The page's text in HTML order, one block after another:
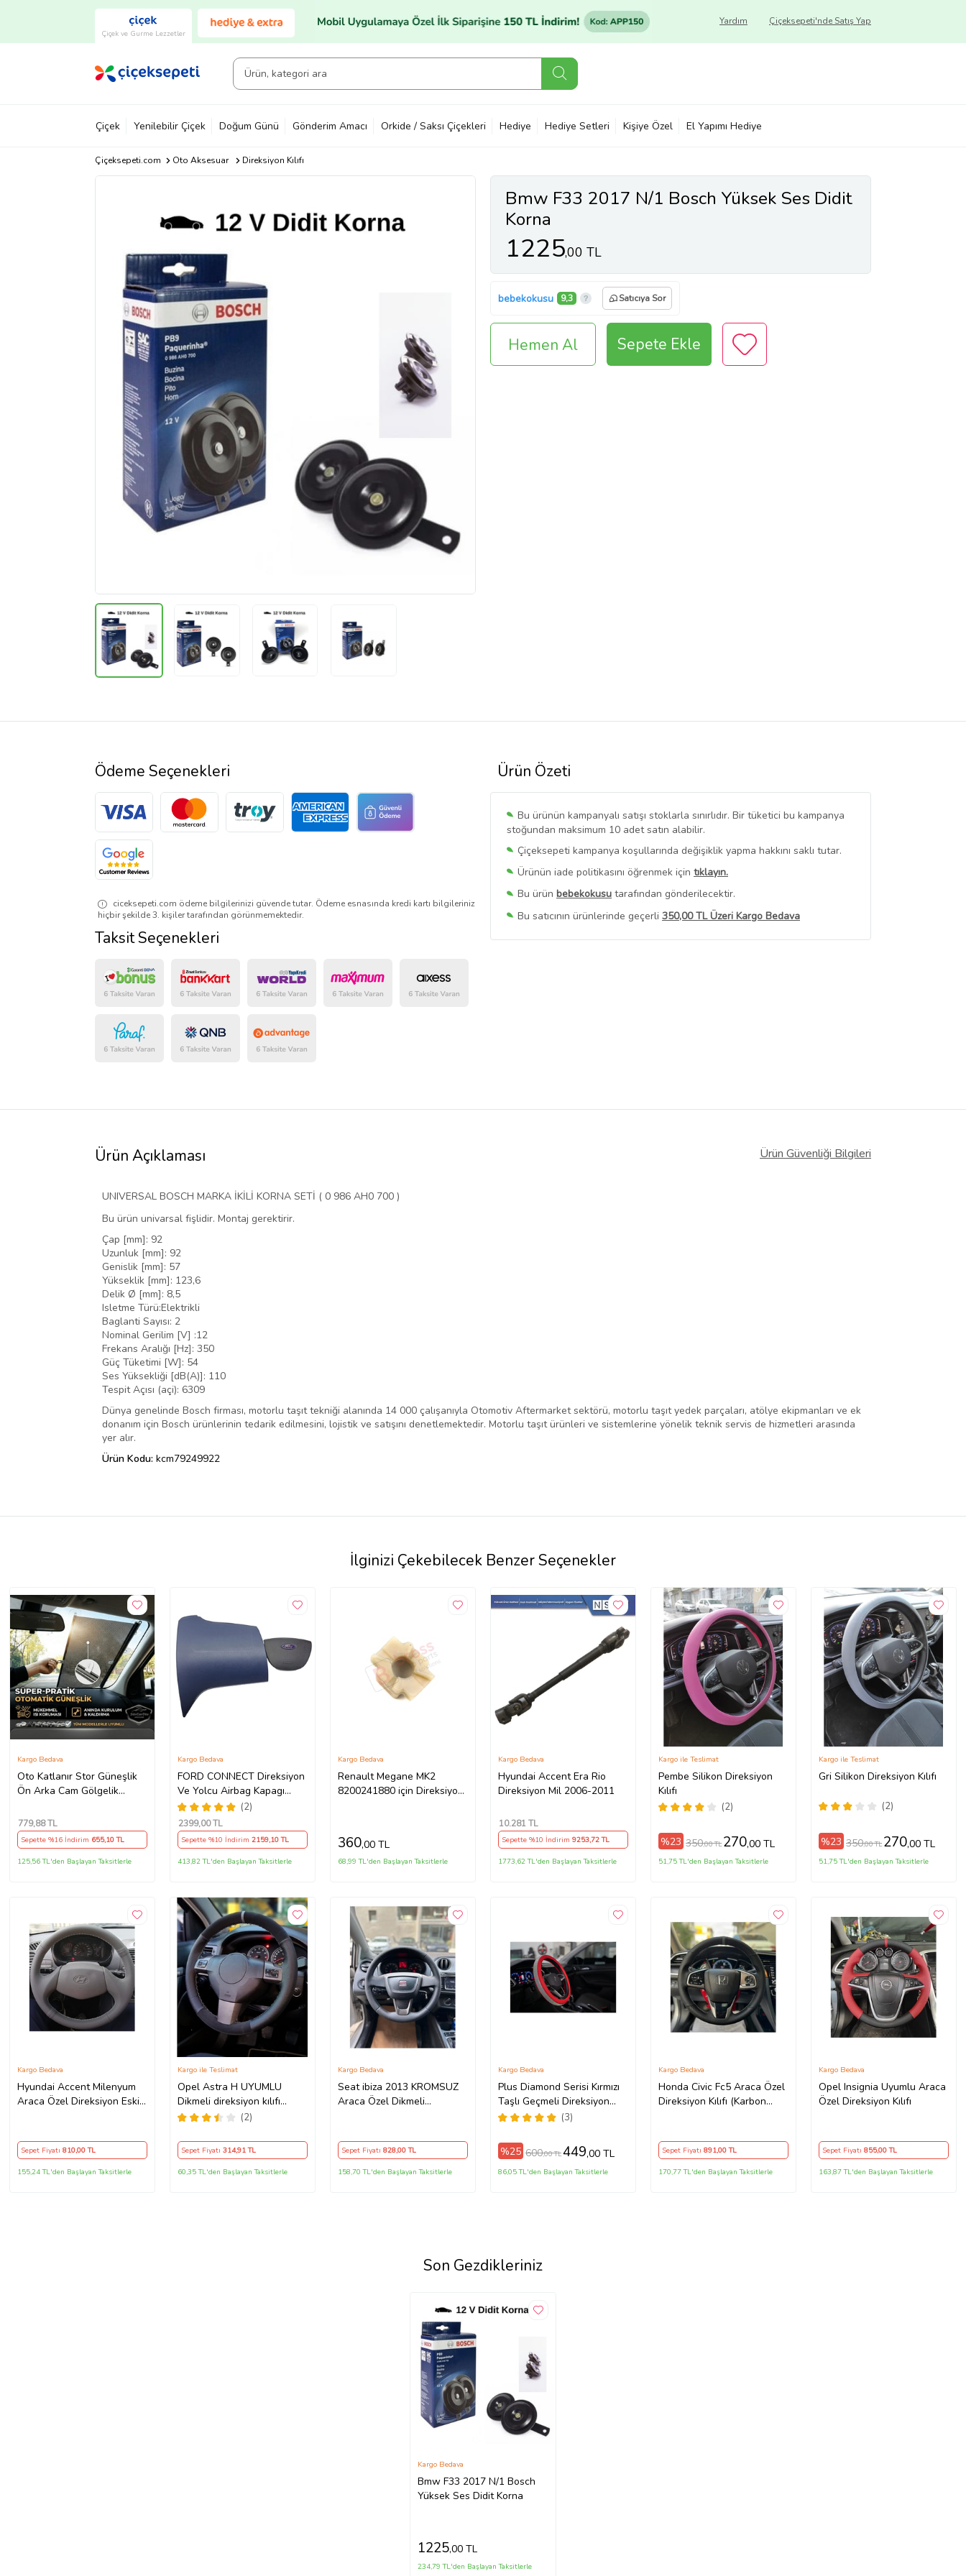
Çiçek ve Gurme Lezzetler
Çiçeksepeti'nde Satış Yap
Yardım
Çiçek Yenilebilir Çiçek Doğum Günü Gönderim Amacı Orkide / Saksı Çiçekleri Hediye Hediye Setleri Kişiye Özel El Yapımı Hediye
Çiçeksepeti.com Oto Aksesuar Direksiyon Kılıfı
Bmw F33 2017 N/1 Bosch Yüksek Ses Didit
Korna
1225,00 TL
bebekokusu 9,3 Satıcıya Sor
Hemen Al Sepete Ekle
Ürün Özeti
Bu ürünün kampanyalı satışı stoklarla sınırlıdır. Bir tüketici bu kampanya
stoğundan maksimum 10 adet satın alabilir.
Çiçeksepeti kampanya koşullarında değişiklik yapma hakkını saklı tutar.
Ürünün iade politikasını öğrenmek için tıklayın.
Bu ürün bebekokusu tarafından gönderilecektir.
Bu satıcının ürünlerinde geçerli 350,00 TL Üzeri Kargo Bedava
Bu SatıcınınTüm Ürünlerini Görüntüle
Ödeme Seçenekleri
ciceksepeti.com ödeme bilgilerinizi güvende tutar. Ödeme esnasında kredi kartı bilgileriniz
hiçbir şekilde 3. kişiler tarafından görünmemektedir.
Taksit Seçenekleri
Ürün Açıklaması Ürün Güvenliği Bilgileri
UNIVERSAL BOSCH MARKA İKİLİ KORNA SETİ ( 0 986 AH0 700 )
Bu ürün univarsal fişlidir. Montaj gerektirir.
Çap [mm]: 92
Uzunluk [mm]: 92
Genislik [mm]: 57
Yükseklik [mm]: 123,6
Delik Ø [mm]: 8,5
Isletme Türü:Elektrikli
Baglanti Sayısı: 2
Nominal Gerilim [V] :12
Frekans Aralığı [Hz]: 350
Güç Tüketimi [W]: 54
Ses Yüksekliği [dB(A)]: 110
Tespit Açısı (açi): 6309
Dünya genelinde Bosch firması, motorlu taşıt tekniği alanında 14 000 çalışanıyla Otomotiv Aftermarket sektörü, motorlu taşıt yedek parçaları, atölye ekipmanları ve ek
donanım için Bosch ürünlerinin tedarik edilmesini, lojistik ve satışını denetlemektedir. Motorlu taşıt ürünleri ve sistemlerine yönelik teknik servis de hizmetleri arasında
yer alır.
Ürün Kodu: kcm79249922
İlginizi Çekebilecek Benzer Seçenekler
Oto Katlanır Stor Güneşlik
Ön Arka Cam Gölgelik
Güneş Koruyucu Araba Suv
Kargo Bedava
779,88 TL
Sepette %16 İndirim 655,10 TL
125,56 TL'den Başlayan Taksitlerle
FORD CONNECT Direksiyon
Ve Yolcu Airbag Kapagı
Takım (2009-2014) İthal
Üretim
(2)
Kargo Bedava
2399,00 TL
Sepette %10 İndirim 2159,10 TL
413,82 TL'den Başlayan Taksitlerle
Renault Megane MK2
8200241880 için Direksiyon
Kargo Bedava
360,00 TL
68,99 TL'den Başlayan Taksitlerle
Hyundai Accent Era Rio
Direksiyon Mil 2006-2011
Kargo Bedava
10.281TL
Sepette %10 İndirim 9253,72 TL
1773,62 TL'den Başlayan Taksitlerle
Pembe Silikon Direksiyon
Kılıfı
(2)
Kargo ile Teslimat
%23 350,00 TL 270,00 TL
51,75 TL'den Başlayan Taksitlerle
Gri Silikon Direksiyon Kılıfı
(2)
Kargo ile Teslimat
%23 350,00 TL 270,00 TL
51,75 TL'den Başlayan Taksitlerle
Hyundai Accent Milenyum
Araca Özel Direksiyon Eski
Kargo Bedava
Sepet Fiyatı 810,00 TL
155,24 TL'den Başlayan Taksitlerle
Opel Astra H UYUMLU
Dikmeli direksiyon kılıfı
noktalı alkantra gri yüzüklü (
(2)
Kargo ile Teslimat
Sepet Fiyatı 314,91 TL
60,35 TL'den Başlayan Taksitlerle
Seat ibiza 2013 KROMSUZ
Araca Özel Dikmeli
Kargo Bedava
Sepet Fiyatı 828,00 TL
158,70 TL'den Başlayan Taksitlerle
Plus Diamond Serisi Kırmızı
Taşlı Geçmeli Direksiyon
Kılıfı
(3)
Kargo Bedava
%25 600,00 TL449,00 TL
86,05 TL'den Başlayan Taksitlerle
Honda Civic Fc5 Araca Özel
Direksiyon Kılıfı (Karbon
Kargo Bedava
Sepet Fiyatı891,00 TL
170,77 TL'den Başlayan Taksitlerle
Opel Insignia Uyumlu Araca
Özel Direksiyon Kılıfı
Kargo Bedava
Sepet Fiyatı855,00 TL
163,87 TL'den Başlayan Taksitlerle
Son Gezdikleriniz
Bmw F33 2017 N/1 Bosch
Yüksek Ses Didit Korna
Kargo Bedava
1225,00 TL
234,79 TL'den Başlayan Taksitlerle